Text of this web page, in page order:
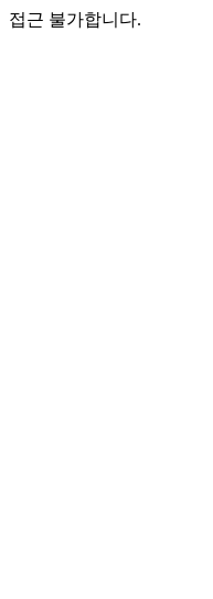
접근 불가합니다.